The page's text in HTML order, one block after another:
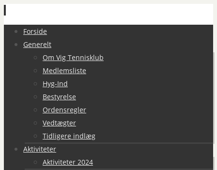
SpringForside
Generelt
Om Vig Tennisklub
Medlemsliste
Hyg-Ind
Bestyrelse
Ordensregler
Vedtægter
Tidligere indlæg
Aktiviteter
Aktiviteter 2024